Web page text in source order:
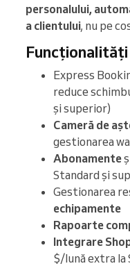
personalului,
a clientului, nu pe
Express
reduce
și superior)
Cameră de
gestionarea
Abonamente
Standard și
Gestionarea
echipamente
Rapoarte
Integrare
$/lună extra la